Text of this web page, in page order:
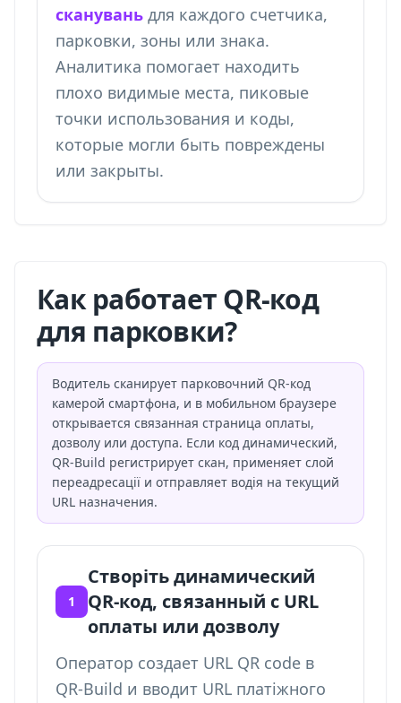
сканувань для каждого счетчика,
парковки, зоны или знака.
Аналитика помогает находить
плохо видимые места, пиковые
точки использования и коды,
которые могли быть повреждены
или закрыты.
Как работает QR-код
для парковки?
Водитель сканирует парковочний QR-код
камерой смартфона, и в мобильном браузере
открывается связанная страница оплаты,
дозволу или доступа. Если код динамический,
QR-Build регистрирует скан, применяет слой
переадресації и отправляет водія на текущий
URL назначения.
1
Створіть динамический
QR-код, связанный с URL
оплаты или дозволу
Оператор создает URL QR code в
QR-Build и вводит URL платіжного